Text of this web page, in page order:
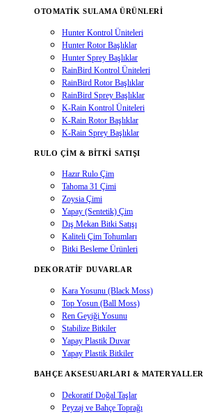
OTOMATIK SULAMA ÜRÜNLERI
Hunter Kontrol Üniteleri
Hunter Rotor Başlıklar
Hunter Sprey Başlıklar
RainBird Kontrol Üniteleri
RainBird Rotor Başlıklar
RainBird Sprey Başlıklar
K-Rain Kontrol Üniteleri
K-Rain Rotor Başlıklar
K-Rain Sprey Başlıklar
RULO ÇIM & BITKI SATIŞI
Hazır Rulo Çim
Tahoma 31 Çimi
Zoysia Çimi
Yapay (Sentetik) Çim
Dış Mekan Bitki Satışı
Kaliteli Çim Tohumları
Bitki Besleme Ürünleri
DEKORATIF DUVARLAR
Kara Yosunu (Black Moss)
Top Yosun (Ball Moss)
Ren Geyiği Yosunu
Stabilize Bitkiler
Yapay Plastik Duvar
Yapay Plastik Bitkiler
BAHÇE AKSESUARLARI & MATERYALLER
Dekoratif Doğal Taşlar
Peyzaj ve Bahçe Toprağı